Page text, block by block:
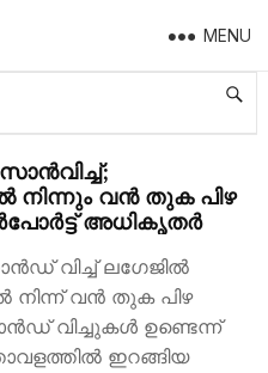
MENU
നിന്നും വൻ തുക പിഴ
അധികൃതർ
വിച്ച് ലഗേജില്‍
നിന്ന് വൻ തുക പിഴ
വിച്ചുകള്‍ ഉണ്ടെന്ന്
ഇറങ്ങിയ